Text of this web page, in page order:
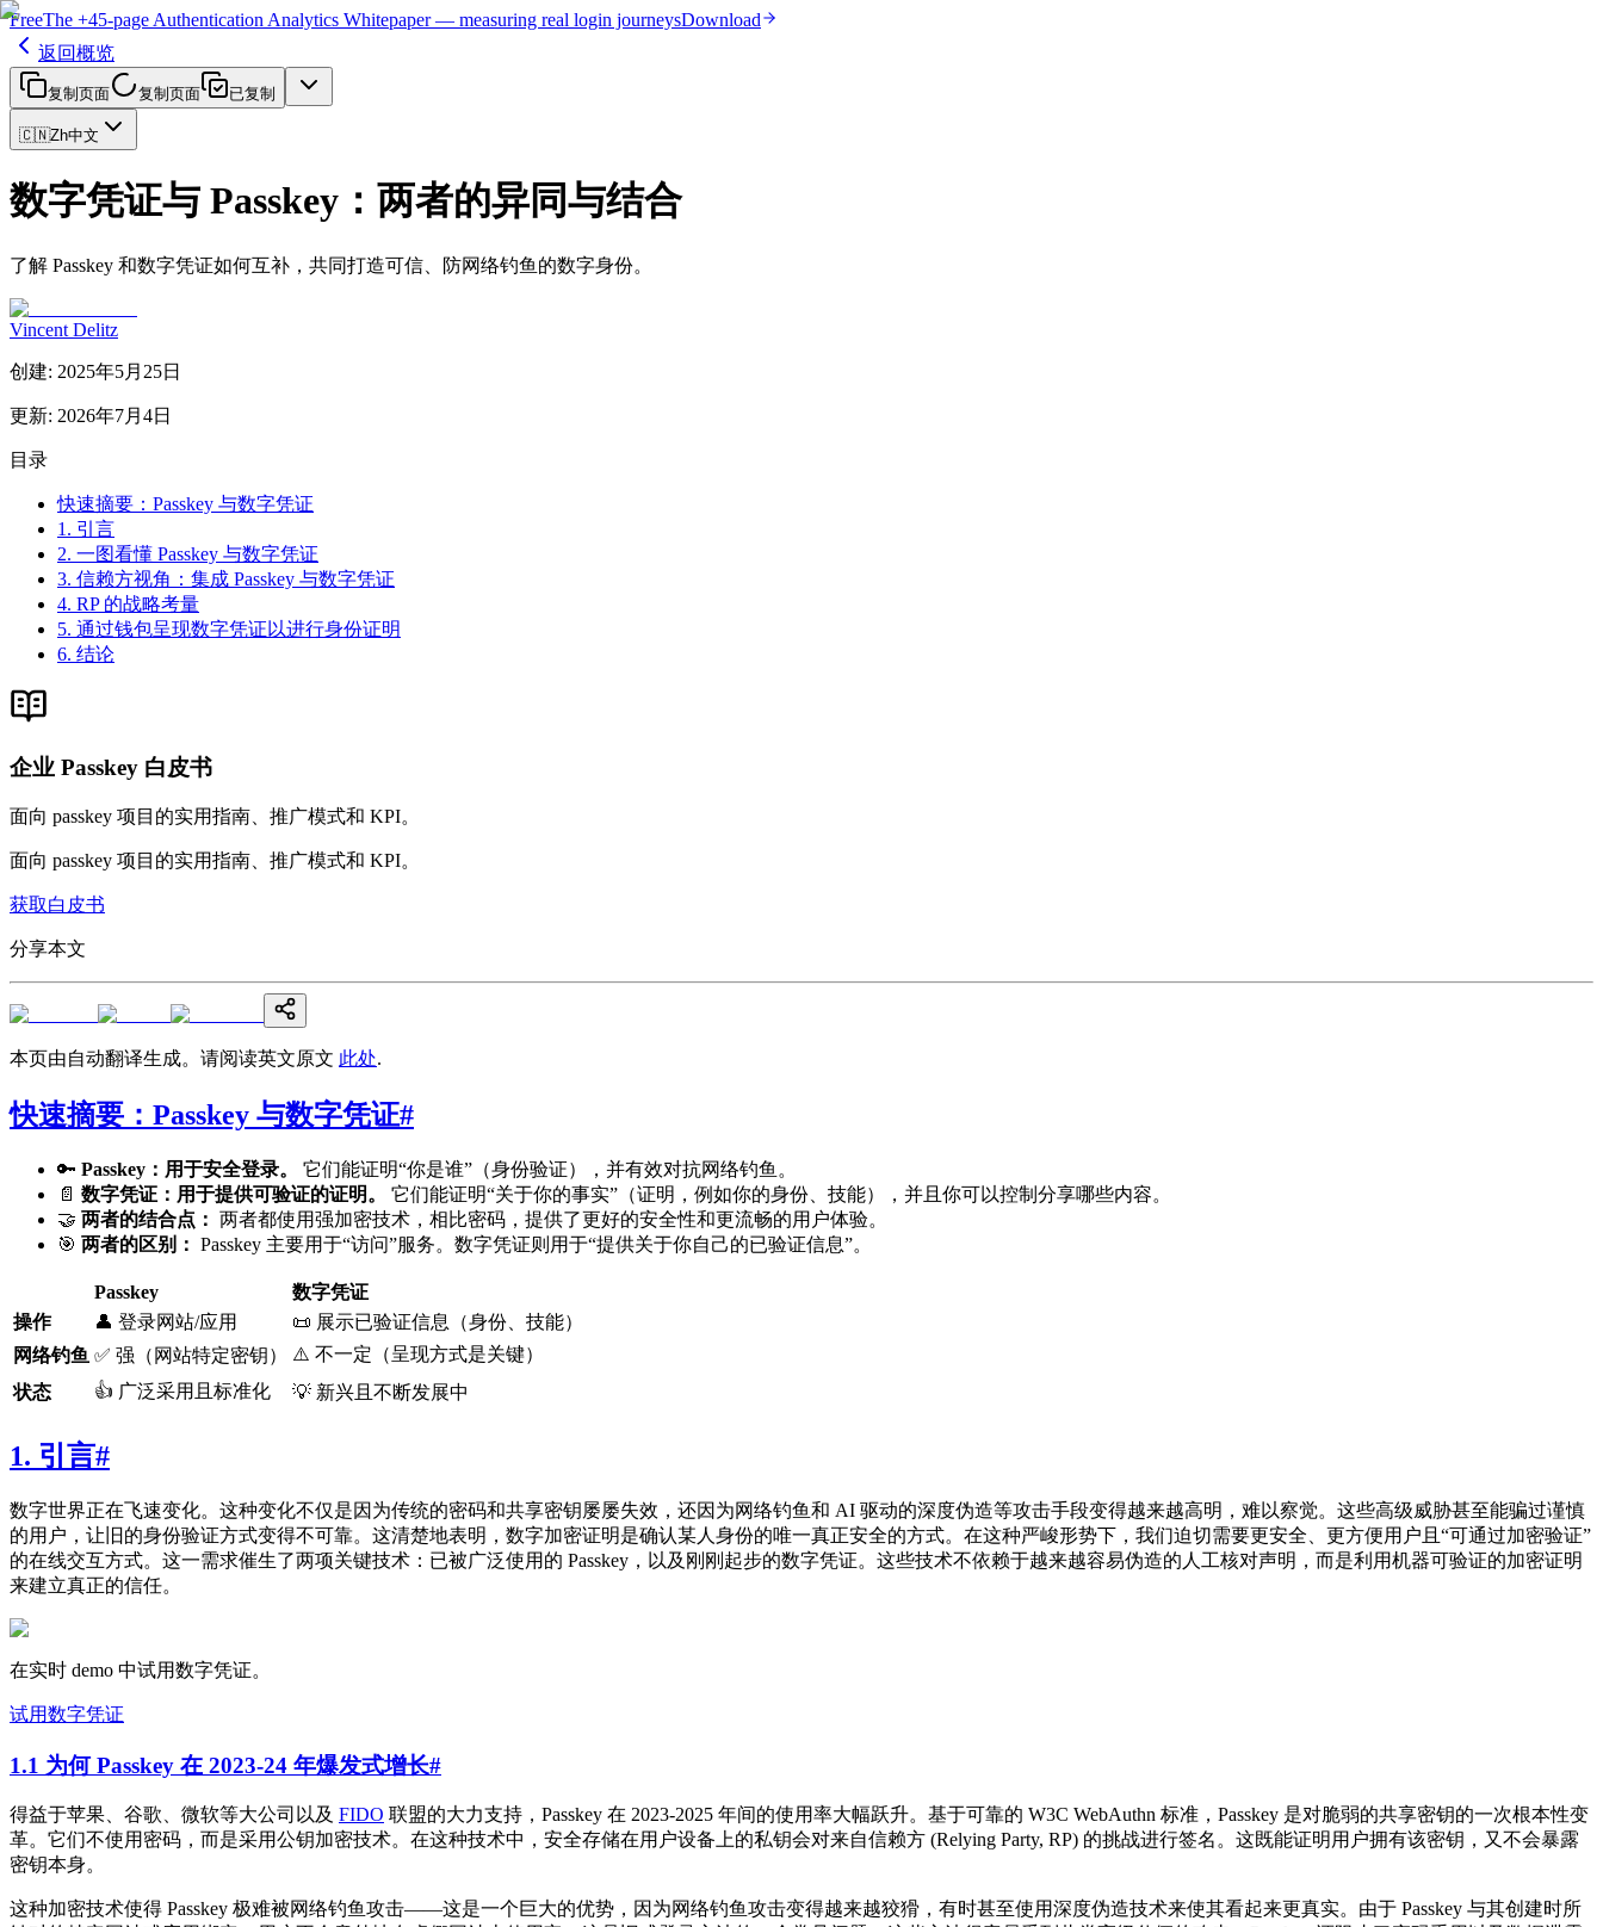
FreeThe +45-page Authentication Analytics Whitepaper — measuring real login journeysDownload
返回概览
复制页面 复制页面 已复制
🇨🇳Zh中文
数字凭证与 Passkey：两者的异同与结合
了解 Passkey 和数字凭证如何互补，共同打造可信、防网络钓鱼的数字身份。
Vincent Delitz
创建: 2025年5月25日
更新: 2026年7月4日
目录
快速摘要：Passkey 与数字凭证
1. 引言
2. 一图看懂 Passkey 与数字凭证
3. 信赖方视角：集成 Passkey 与数字凭证
4. RP 的战略考量
5. 通过钱包呈现数字凭证以进行身份证明
6. 结论
企业 Passkey 白皮书
面向 passkey 项目的实用指南、推广模式和 KPI。
面向 passkey 项目的实用指南、推广模式和 KPI。
获取白皮书
分享本文
本页由自动翻译生成。请阅读英文原文 此处.
快速摘要：Passkey 与数字凭证#
🔑 Passkey：用于安全登录。
它们能证明“你是谁”（身份验证），并有效对抗网络钓鱼。
📄 数字凭证：用于提供可验证的证明。
它们能证明“关于你的事实”（证明，例如你的身份、技能），并且你可以控制分享哪些内容。
🤝 两者的结合点： 两者都使用强加密技术，相比密码，提供了更好的安全性和更流畅的用户体验。
🎯 两者的区别： Passkey 主要用于“访问”服务。数字凭证则用于“提供关于你自己的已验证信息”。
Passkey
数字凭证
操作
👤 登录网站/应用
📜 展示已验证信息（身份、技能）
网络钓鱼 ✅ 强（网站特定密钥）
⚠️ 不一定（呈现方式是关键）
状态
👍 广泛采用且标准化 💡 新兴且不断发展中
1. 引言#
数字世界正在飞速变化。这种变化不仅是因为传统的密码和共享密钥屡屡失效，还因为网络钓鱼和 AI 驱动的深度伪造等攻击手段变得越来越高明，难以察觉。这些高级威胁甚至能骗过谨慎
的用户，让旧的身份验证方式变得不可靠。这清楚地表明，数字加密证明是确认某人身份的唯一真正安全的方式。在这种严峻形势下，我们迫切需要更安全、更方便用户且“可通过加密验证”
的在线交互方式。这一需求催生了两项关键技术：已被广泛使用的 Passkey，以及刚刚起步的数字凭证。这些技术不依赖于越来越容易伪造的人工核对声明，而是利用机器可验证的加密证明
来建立真正的信任。
在实时 demo 中试用数字凭证。
试用数字凭证
1.1 为何 Passkey 在 2023-24 年爆发式增长#
得益于苹果、谷歌、微软等大公司以及 FIDO 联盟的大力支持，Passkey 在 2023-2025 年间的使用率大幅跃升。基于可靠的 W3C WebAuthn 标准，Passkey 是对脆弱的共享密钥的一次根本性变
革。它们不使用密码，而是采用公钥加密技术。在这种技术中，安全存储在用户设备上的私钥会对来自信赖方 (Relying Party, RP) 的挑战进行签名。这既能证明用户拥有该密钥，又不会暴露
密钥本身。
这种加密技术使得 Passkey 极难被网络钓鱼攻击——这是一个巨大的优势，因为网络钓鱼攻击变得越来越狡猾，有时甚至使用深度伪造技术来使其看起来更真实。由于 Passkey 与其创建时所